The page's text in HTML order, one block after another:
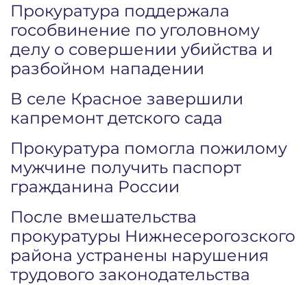
Прокуратура поддержала
гособвинение по уголовному
делу о совершении убийства и
разбойном нападении
В селе Красное завершили
капремонт детского сада
Прокуратура помогла пожилому
мужчине получить паспорт
гражданина России
После вмешательства
прокуратуры Нижнесерогозского
района устранены нарушения
трудового законодательства